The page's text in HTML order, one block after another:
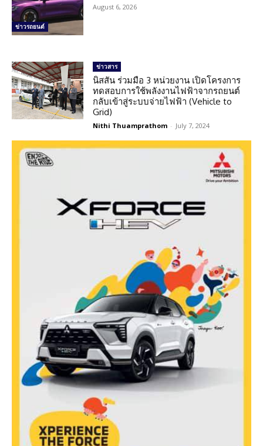
ข่าวรถยนต์
August 6, 2026
ข่าวสาร
นิสสัน ร่วมมือ 3 หน่วยงาน เปิดโครงการ
ทดสอบการใช้พลังงานไฟฟ้าจากรถยนต์
กลับเข้าสู่ระบบจ่ายไฟฟ้า (Vehicle to
Grid)
Nithi Thuamprathom - July 7, 2024